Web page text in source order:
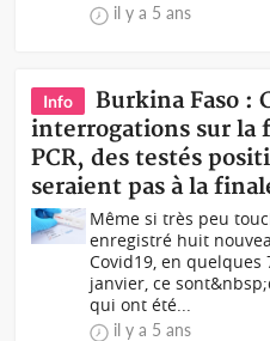
il y a 5 ans
Info
Burkina Faso :
interrogations sur la
PCR, des testés
seraient pas à la
Même si très peu
enregistré huit
Covid19, en quelques
janvier, ce
qui ont été...
il y a 5 ans